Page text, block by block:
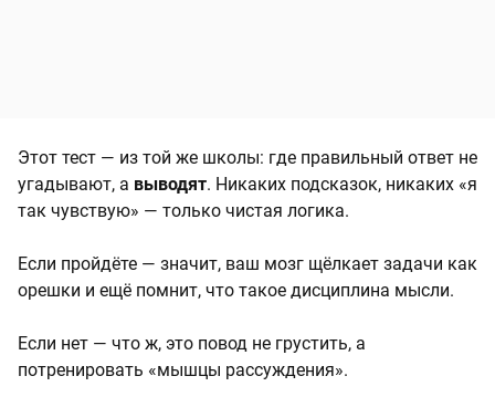
Этот тест — из той же школы: где правильный ответ не
угадывают, а выводят. Никаких подсказок, никаких «я
так чувствую» — только чистая логика.
Если пройдёте — значит, ваш мозг щёлкает задачи как
орешки и ещё помнит, что такое дисциплина мысли.
Если нет — что ж, это повод не грустить, а
потренировать «мышцы рассуждения».